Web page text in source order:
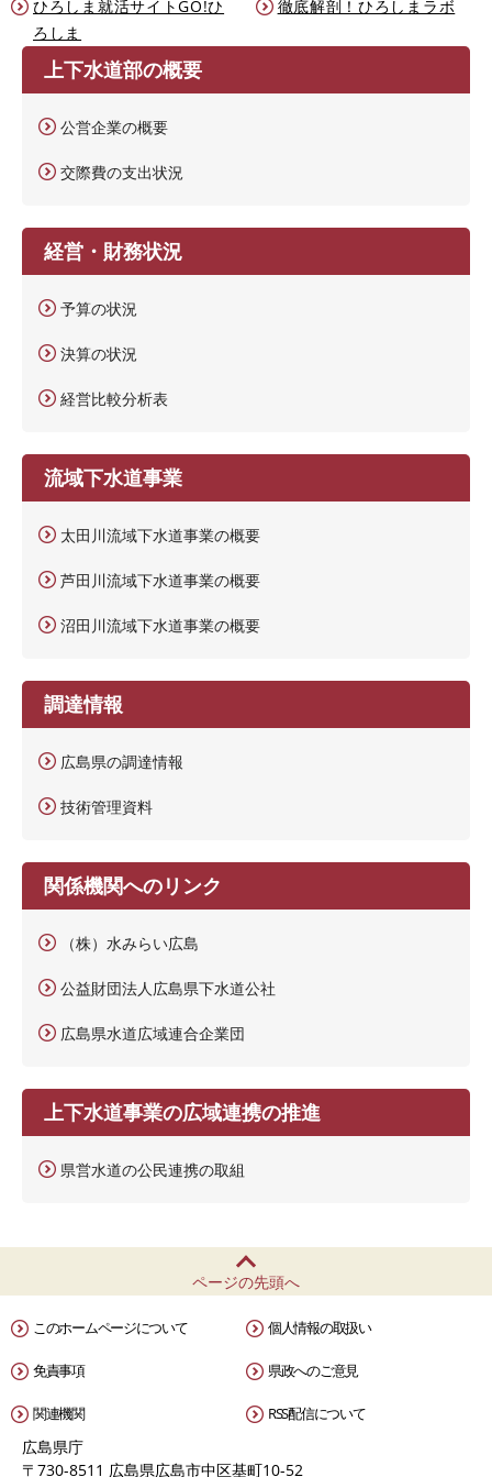
ひろしま就活サイトGO!ひ
ろしま
徹底解剖！ひろしまラボ
上下水道部の概要
公営企業の概要
交際費の支出状況
経営・財務状況
予算の状況
決算の状況
経営比較分析表
流域下水道事業
太田川流域下水道事業の概要
芦田川流域下水道事業の概要
沼田川流域下水道事業の概要
調達情報
広島県の調達情報
技術管理資料
関係機関へのリンク
（株）水みらい広島
公益財団法人広島県下水道公社
広島県水道広域連合企業団
上下水道事業の広域連携の推進
県営水道の公民連携の取組
ページの先頭へ
このホームページについて 個人情報の取扱い
免責事項 県政へのご意見
関連機関 RSS配信について
広島県庁
〒730-8511 広島県広島市中区基町10-52